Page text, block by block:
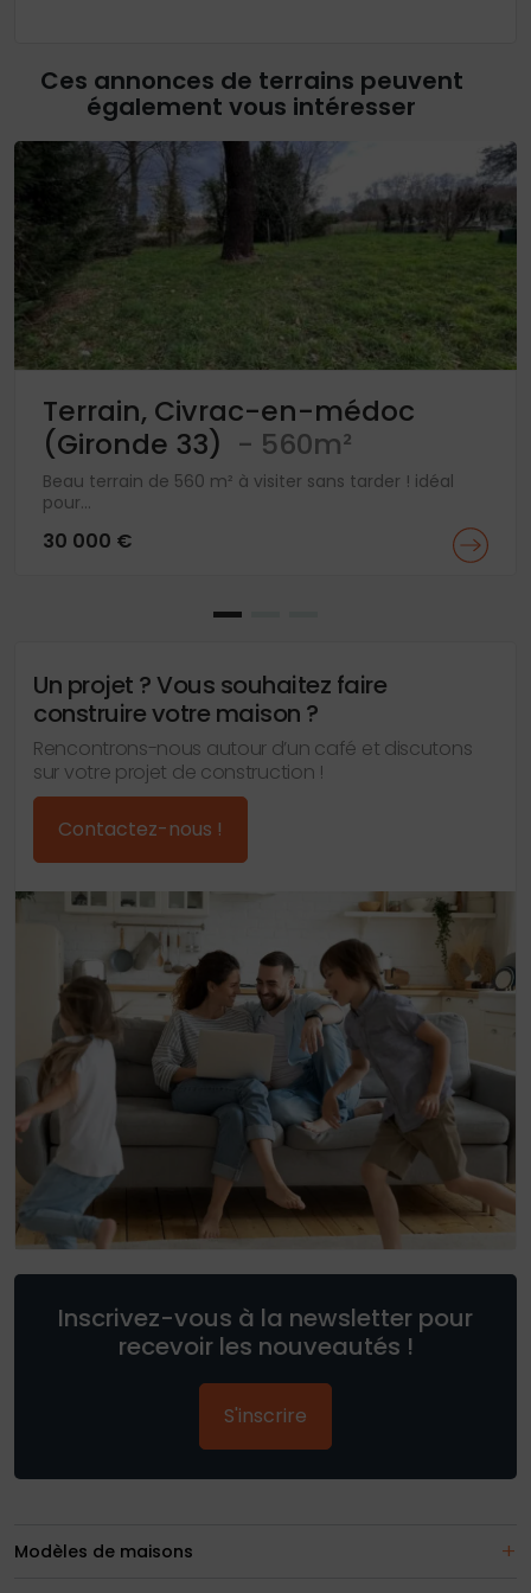
Ces annonces de terrains peuvent
également vous intéresser
Terrain, Civrac-en-médoc
(Gironde 33) - 560m²
Beau terrain de 560 m² à visiter sans tarder ! idéal
pour...
30 000 €
Un projet ? Vous souhaitez faire
construire votre maison ?
Rencontrons-nous autour d’un café et discutons
sur votre projet de construction !
Contactez-nous !
Inscrivez-vous à la newsletter pour
recevoir les nouveautés !
S'inscrire
Modèles de maisons